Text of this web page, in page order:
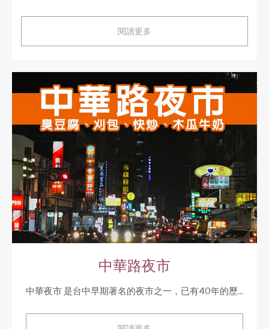
閱讀更多
中華路夜市
中華夜市 是台中早期著名的夜市之一，已有40年的歷...